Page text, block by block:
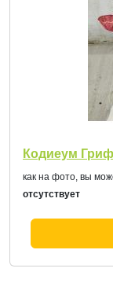
Кодиеум
как на фото, вы
отсутствует